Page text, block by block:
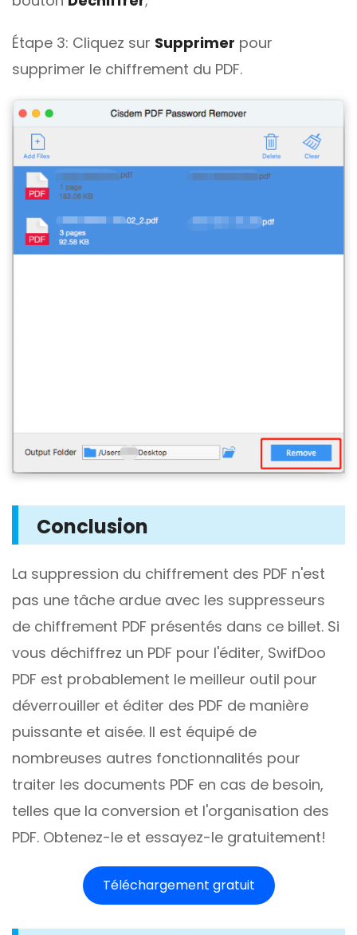
Étape 3: Cliquez sur Supprimer pour
supprimer le chiffrement du PDF.
Conclusion
La suppression du chiffrement des PDF n'est
pas une tâche ardue avec les suppresseurs
de chiffrement PDF présentés dans ce billet. Si
vous déchiffrez un PDF pour l'éditer, SwifDoo
PDF est probablement le meilleur outil pour
déverrouiller et éditer des PDF de manière
puissante et aisée. Il est équipé de
nombreuses autres fonctionnalités pour
traiter les documents PDF en cas de besoin,
telles que la conversion et l'organisation des
PDF. Obtenez-le et essayez-le gratuitement!
Téléchargement gratuit